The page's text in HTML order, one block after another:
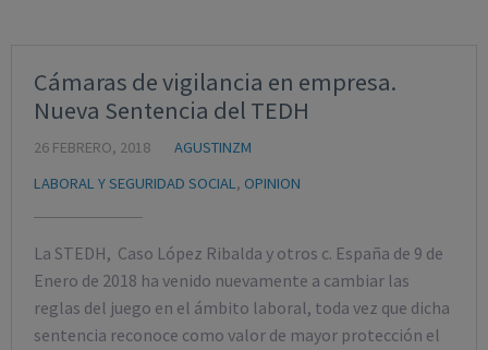
Cámaras de vigilancia en empresa.
Nueva Sentencia del TEDH
26 FEBRERO, 2018
AGUSTINZM
LABORAL Y SEGURIDAD SOCIAL, OPINION
La STEDH, Caso López Ribalda y otros c. España de 9 de
Enero de 2018 ha venido nuevamente a cambiar las
reglas del juego en el ámbito laboral, toda vez que dicha
sentencia reconoce como valor de mayor protección el